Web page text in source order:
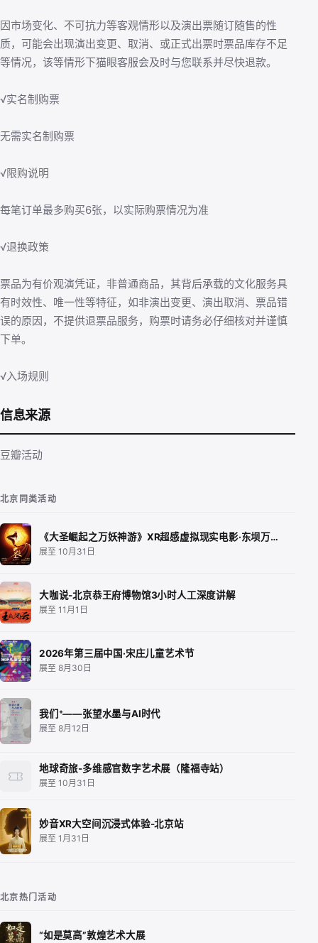
因市场变化、不可抗力等客观情形以及演出票随订随售的性
质，可能会出现演出变更、取消、或正式出票时票品库存不足
等情况，该等情形下猫眼客服会及时与您联系并尽快退款。
√实名制购票
无需实名制购票
√限购说明
每笔订单最多购买6张，以实际购票情况为准
√退换政策
票品为有价观演凭证，非普通商品，其背后承载的文化服务具
有时效性、唯一性等特征，如非演出变更、演出取消、票品错
误的原因，不提供退票品服务，购票时请务必仔细核对并谨慎
下单。
√入场规则
信息来源
豆瓣活动
北京同类活动
《大圣崛起之万妖神游》XR超感虚拟现实电影·东坝万…
展至 10月31日
大咖说-北京恭王府博物馆3小时人工深度讲解
展至 11月1日
2026年第三届中国·宋庄儿童艺术节
展至 8月30日
我们⁺——张望水墨与AI时代
展至 8月12日
地球奇旅-多维感官数字艺术展（隆福寺站）
展至 10月31日
妙音XR大空间沉浸式体验-北京站
展至 1月31日
北京热门活动
“如是莫高”敦煌艺术大展